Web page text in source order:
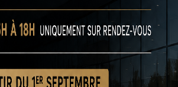
notrevéhicules seconde main
récents, toutes marques confondues.
rouler en toute confiance, à un prix